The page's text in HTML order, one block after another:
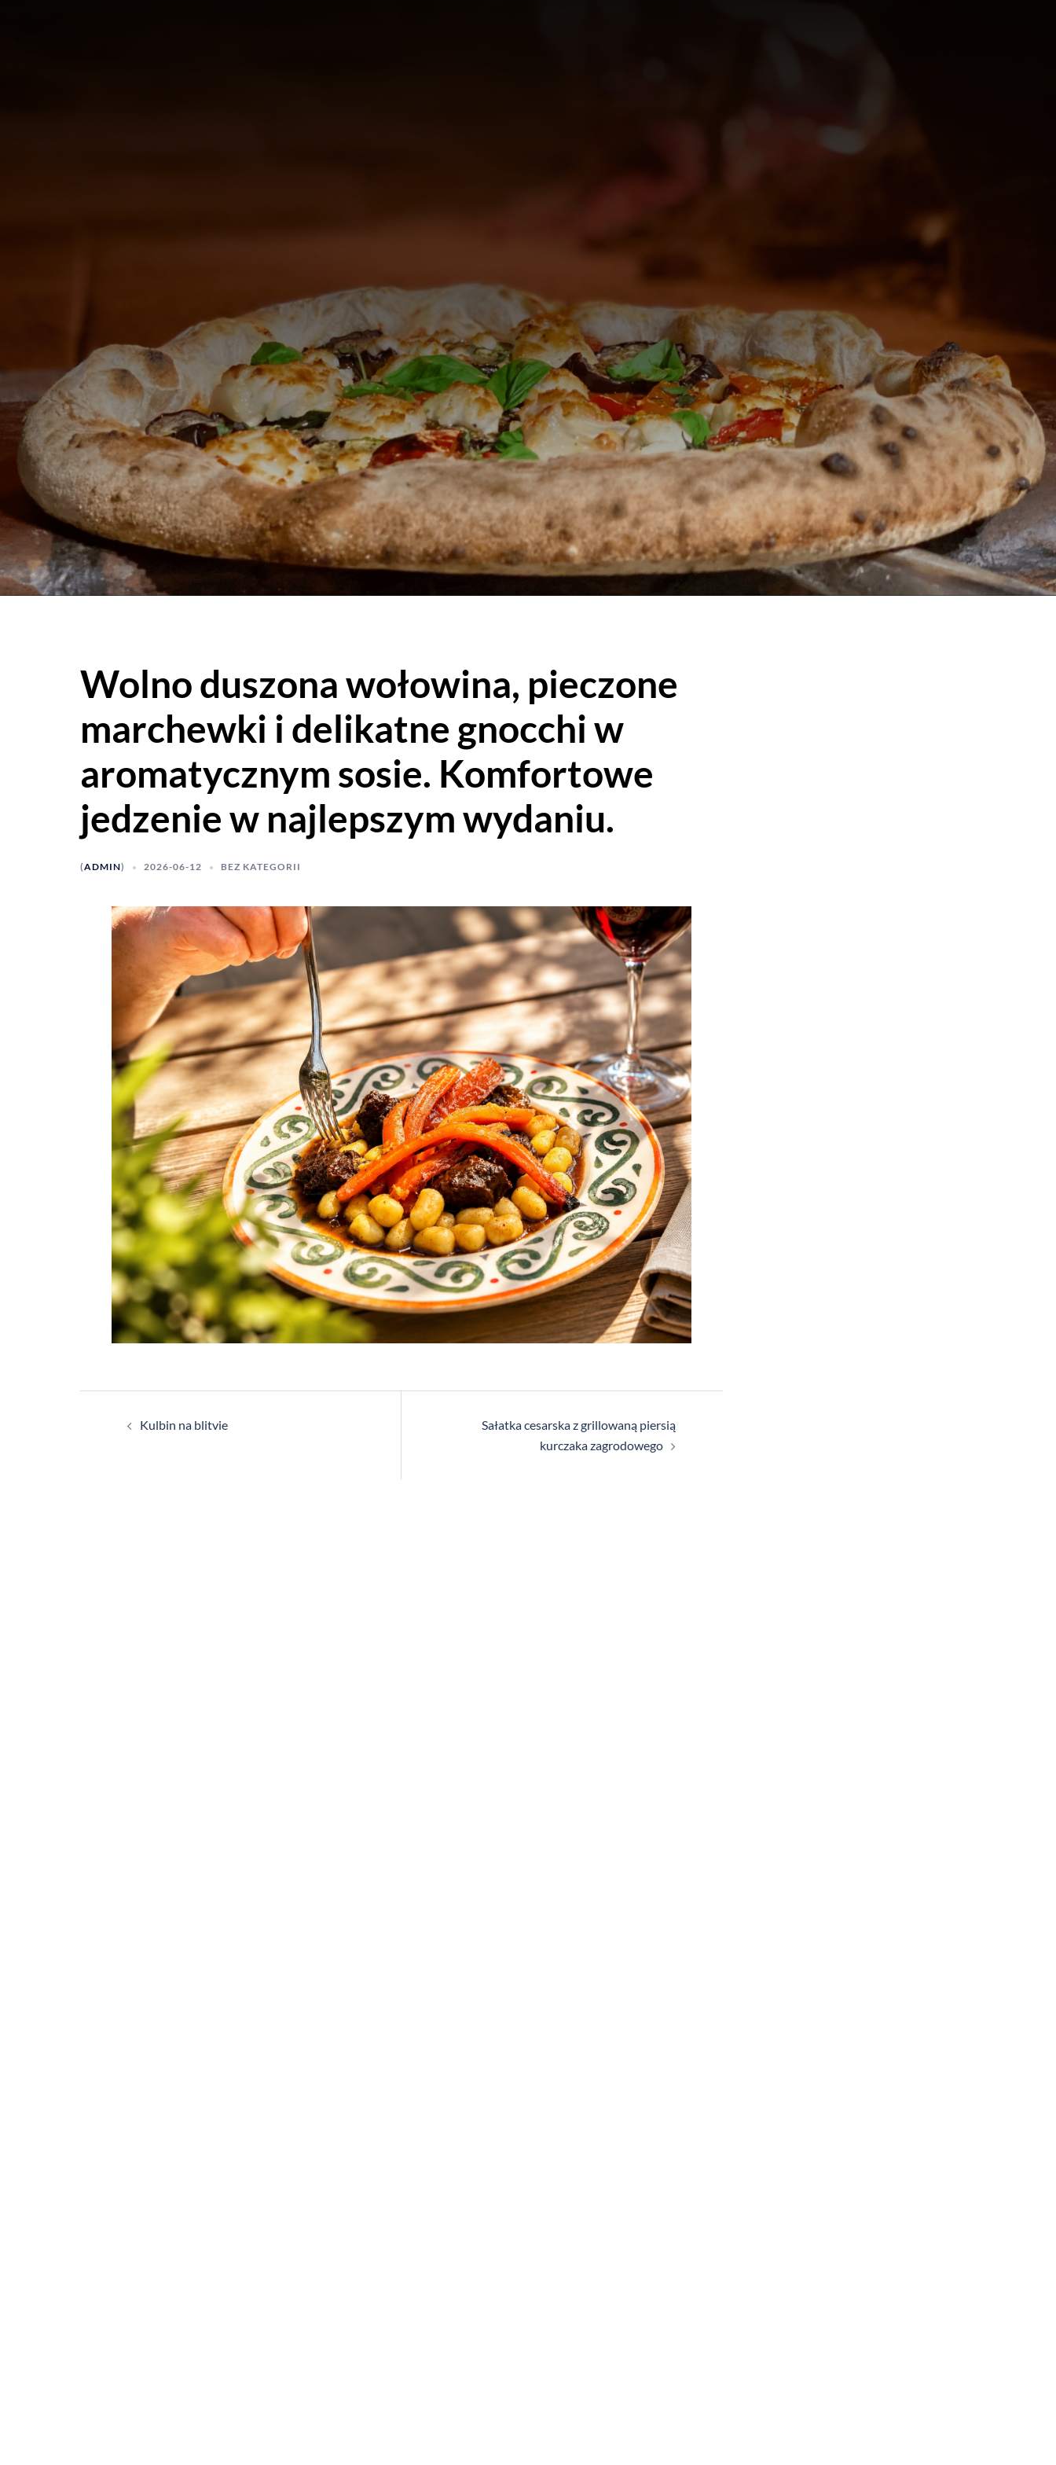
Wolno duszona wołowina, pieczone
marchewki i delikatne gnocchi w
aromatycznym sosie. Komfortowe
jedzenie w najlepszym wydaniu.
(ADMIN) 2026-06-12 BEZ KATEGORII
wpisyKulbin na blitvie
Sałatka cesarska z grillowaną piersią
kurczaka zagrodowego